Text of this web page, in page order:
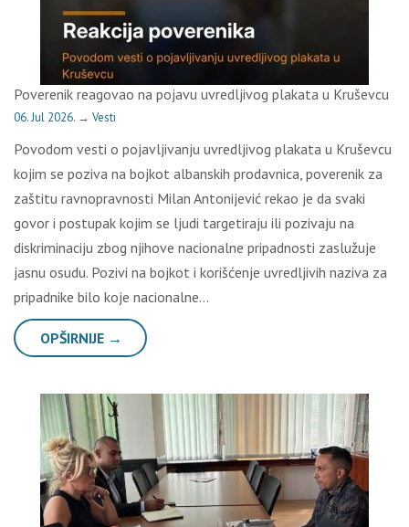
Poverenik reagovao na pojavu uvredljivog plakata u Kruševcu
06. Jul 2026. → Vesti
Povodom vesti o pojavljivanju uvredljivog plakata u Kruševcu
kojim se poziva na bojkot albanskih prodavnica, poverenik za
zaštitu ravnopravnosti Milan Antonijević rekao je da svaki
govor i postupak kojim se ljudi targetiraju ili pozivaju na
diskriminaciju zbog njihove nacionalne pripadnosti zaslužuje
jasnu osudu. Pozivi na bojkot i korišćenje uvredljivih naziva za
pripadnike bilo koje nacionalne…
OPŠIRNIJE →